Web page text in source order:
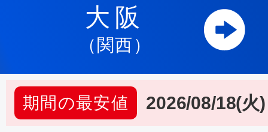
大阪
（関西）
期間の最安値 2026/08/18(火)